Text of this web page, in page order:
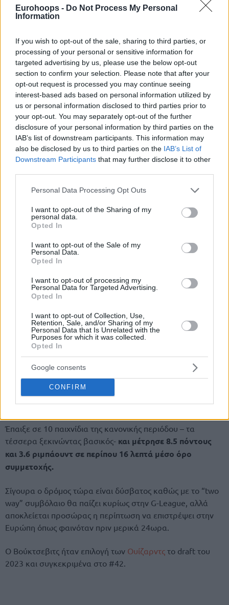
Eurohoops - Do Not Process My Personal
Information
If you wish to opt-out of the sale, sharing to third parties, or
processing of your personal or sensitive information for
targeted advertising by us, please use the below opt-out
section to confirm your selection. Please note that after your
opt-out request is processed you may continue seeing
interest-based ads based on personal information utilized by
us or personal information disclosed to third parties prior to
your opt-out. You may separately opt-out of the further
disclosure of your personal information by third parties on the
IAB’s list of downstream participants. This information may
also be disclosed by us to third parties on the IAB’s List of
Downstream Participants that may further disclose it to other
Please note that this website/app uses one or more Google
not limited to your visit or usage behaviour. You may click to
grant or deny consent to Google and its third-party tags to
use your data for below specified purposes in below Google
consent section.
Personal Data Processing Opt Outs
I want to opt-out of the Sharing of my
personal data.
Opted In
I want to opt-out of the Sale of my
Personal Data.
Opted In
I want to opt-out of processing my
Personal Data for Targeted Advertising.
Opted In
I want to opt-out of Collection, Use,
Retention, Sale, and/or Sharing of my
Personal Data that Is Unrelated with the
Purposes for which it was collected.
Opted In
Google consents
CONFIRM
Ο Βαλαντσιούνας για τρία χρόνια στους Ουίζαρντς
της σεζόν 2023-24 κι αυτός αποφάσισε να αφήσει την
Παρτιζάν
για να κυνηγήσει το όνειρο του.
Έπαιξε σε 10 παιχνίδια της κανονικής περιόδου – τα
τέσσερα ξεκινώντας βασικός- και μέτρησε 8.5 πόντους
και 3.6 ριμπάουντ σε περίπου 16 λεπτά μέσο όρο
συμμετοχής.
Σίγουρα ο δρόμος τώρα είναι δύσβατος καθώς με το “two
way” συμβόλαιο θα παίζει κυρίως στην G-League, αλλά
αποκλείεται προσώρας η περίπτωση να επιστρέψει στην
Ευρώπη όπως φαινόταν πριν μερικά 24ωρα.
Ο Βούκτσεβιτς ήταν επιλογή των Ουίζαρντς το draft του
2023 και συγκεκριμένα στο #42.